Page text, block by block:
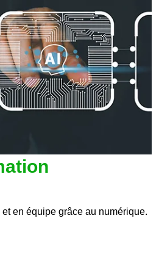
en équipe grâce au numérique.